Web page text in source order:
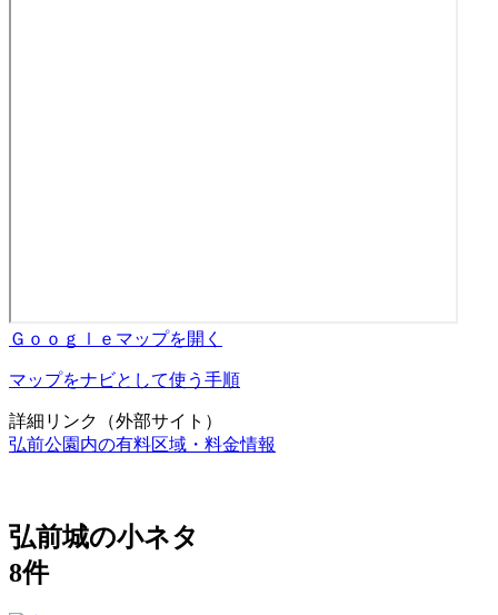
Ｇｏｏｇｌｅマップを開く
マップをナビとして使う手順
詳細リンク（外部サイト）
弘前公園内の有料区域・料金情報
弘前城の小ネタ
8件